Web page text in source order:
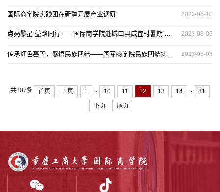
国际商学院实践团在新疆开展产业调研 2023-08-10
点亮繁星 益路同行——国际商学院赴城口县咸宜村暑期“三下乡”社会实践活动圆满收官 2023-08-06
2023-08-06
共807条 首页 上页 1 ... 10 11 12 13 14 ... 81
下页 尾页